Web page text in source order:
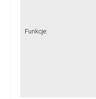
Funkcje: